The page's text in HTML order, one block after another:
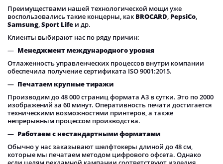
Преимуществами нашей технологической мощи уже
воспользовались такие концерны, как BROCARD, PepsiCo,
Samsung,Sport Life и др.
Клиенты выбирают нас по ряду причин:
Менеджмент международного уровня
Отлаженность управленческих процессов внутри компании
обеспечила получение сертификата ISO 9001:2015.
Печатаем крупные тиражи
Производим до 48 000 страниц формата А3 в сутки. Это по 2000
изображений за 60 минут. Оперативность печати достигается
техническими возможностями принтеров, а также
непрерывным процессом производства.
Работаем с нестандартными форматами
Обычно у нас заказывают шелфтокеры длиной до 48 см,
которые мы печатаем методом цифрового офсета. Однако